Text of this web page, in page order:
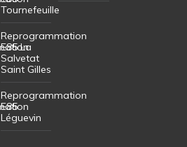
Tournefeuille
Reprogrammation
E85 La
Salvetat
Saint Gilles
Reprogrammation
E85
Léguevin